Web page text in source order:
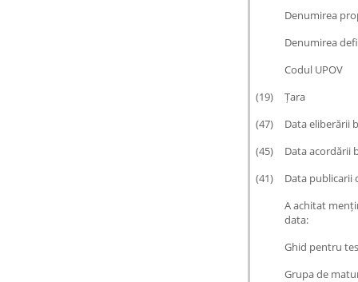
Denumirea
Denumirea
Codul UPOV
(19)
Țara
(47)
Data eliberării
(45)
Data acordării
(41)
Data publicarii
A achitat
data:
Ghid pentru
Grupa de